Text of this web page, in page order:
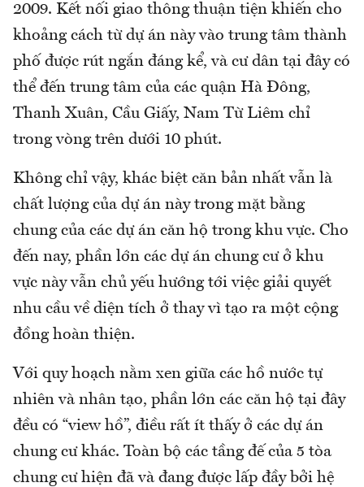
2009. Kết nối giao thông thuận tiện khiến cho
khoảng cách từ dự án này vào trung tâm thành
phố được rút ngắn đáng kể, và cư dân tại đây có
thể đến trung tâm của các quận Hà Đông,
Thanh Xuân, Cầu Giấy, Nam Từ Liêm chỉ
trong vòng trên dưới 10 phút.
Không chỉ vậy, khác biệt căn bản nhất vẫn là
chất lượng của dự án này trong mặt bằng
chung của các dự án căn hộ trong khu vực. Cho
đến nay, phần lớn các dự án chung cư ở khu
vực này vẫn chủ yếu hướng tới việc giải quyết
nhu cầu về diện tích ở thay vì tạo ra một cộng
đồng hoàn thiện.
Với quy hoạch nằm xen giữa các hồ nước tự
nhiên và nhân tạo, phần lớn các căn hộ tại đây
đều có “view hồ”, điều rất ít thấy ở các dự án
chung cư khác. Toàn bộ các tầng đế của 5 tòa
chung cư hiện đã và đang được lấp đầy bởi hệ